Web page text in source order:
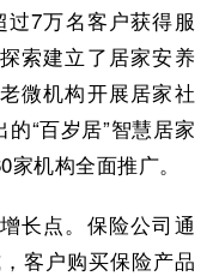
7万名客户获得服
索建立了居家安养
微机构开展居家社
“百岁居”智慧居家
机构全面推广。
长点。保险公司通
客户购买保险产品